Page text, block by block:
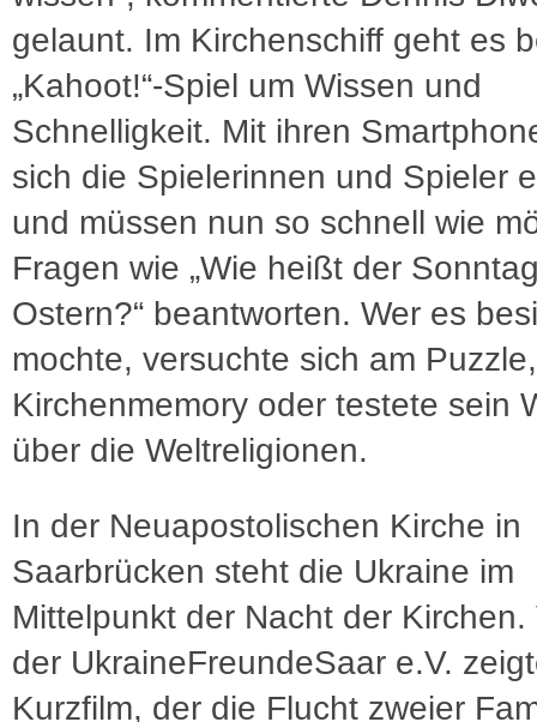
gelaunt. Im Kirchenschiff geht es
„Kahoot!“-Spiel um Wissen und
Schnelligkeit. Mit ihren
sich die Spielerinnen und Spieler
und müssen nun so schnell wie
Fragen wie „Wie heißt der
Ostern?“ beantworten. Wer es
mochte, versuchte sich am Puzzle,
Kirchenmemory oder testete sein
über die Weltreligionen.
In der Neuapostolischen Kirche in
Saarbrücken steht die Ukraine im
Mittelpunkt der Nacht der Kirchen.
der UkraineFreundeSaar e.V.
Kurzfilm, der die Flucht zweier